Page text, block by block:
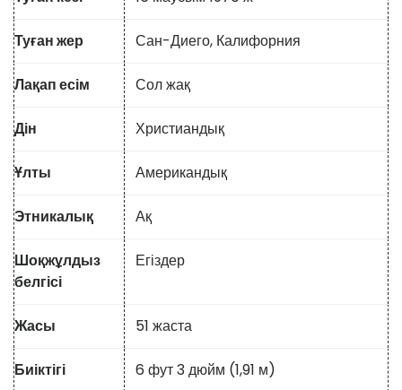
Туған жер Сан-Диего, Калифорния
Лақап есім Сол жақ
Дін Христиандық
Ұлты Американдық
Этникалық Ақ
Шоқжұлдыз
белгісі
Егіздер
Жасы 51 жаста
Биіктігі 6 фут 3 дюйм (1,91 м)